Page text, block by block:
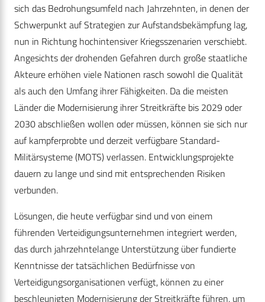
sich das Bedrohungsumfeld nach Jahrzehnten, in denen der
Schwerpunkt auf Strategien zur Aufstandsbekämpfung lag,
nun in Richtung hochintensiver Kriegsszenarien verschiebt.
Angesichts der drohenden Gefahren durch große staatliche
Akteure erhöhen viele Nationen rasch sowohl die Qualität
als auch den Umfang ihrer Fähigkeiten. Da die meisten
Länder die Modernisierung ihrer Streitkräfte bis 2029 oder
2030 abschließen wollen oder müssen, können sie sich nur
auf kampferprobte und derzeit verfügbare Standard-
Militärsysteme (MOTS) verlassen. Entwicklungsprojekte
dauern zu lange und sind mit entsprechenden Risiken
verbunden.
Lösungen, die heute verfügbar sind und von einem
führenden Verteidigungsunternehmen integriert werden,
das durch jahrzehntelange Unterstützung über fundierte
Kenntnisse der tatsächlichen Bedürfnisse von
Verteidigungsorganisationen verfügt, können zu einer
beschleunigten Modernisierung der Streitkräfte führen, um